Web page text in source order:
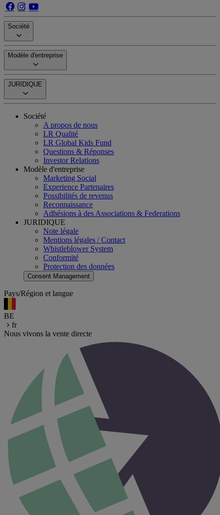
Société
Modèle d'entreprise
JURIDIQUE
Société
A propos de nous
LR Qualité
LR Global Kids Fund
Questions & Réponses
Investor Relations
Modèle d'entreprise
Marketing Social
Experience Partenaires
Possibilités de revenus
Reconnaissance
Adhésions à des Associations & Federations
JURIDIQUE
Note légale
Mentions légales / Contact
Whistleblower System
Conformité
Protection des données
Consent Management
Pays/Région et langue
BE
fr
Nous vivons la vente directe